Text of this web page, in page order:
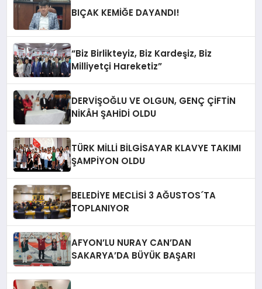
BIÇAK KEMİĞE DAYANDI!
“Biz Birlikteyiz, Biz Kardeşiz, Biz
Milliyetçi Hareketiz”
DERVİŞOĞLU VE OLGUN, GENÇ ÇİFTİN
NİKÂH ŞAHİDİ OLDU
TÜRK MİLLİ BİLGİSAYAR KLAVYE TAKIMI
ŞAMPİYON OLDU
BELEDİYE MECLİSİ 3 AĞUSTOS´TA
TOPLANIYOR
AFYON’LU NURAY CAN’DAN
SAKARYA’DA BÜYÜK BAŞARI